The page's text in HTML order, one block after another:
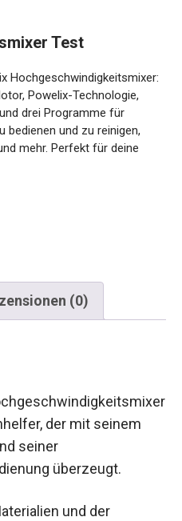
Test
Hochgeschwindigkeitsmixer:
Powelix-Technologie,
drei Programme für
bedienen und zu reinigen,
mehr. Perfekt für deine
(0)
der mit seinem
seiner
überzeugt.
und der